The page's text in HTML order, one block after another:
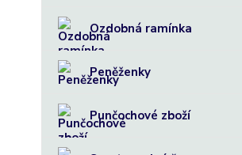
Ozdobná ramínka
Peněženky
Punčochové zboží